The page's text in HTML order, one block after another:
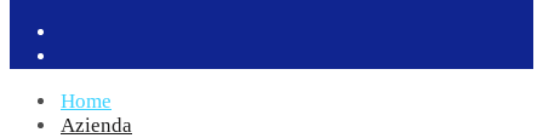
Home
Azienda